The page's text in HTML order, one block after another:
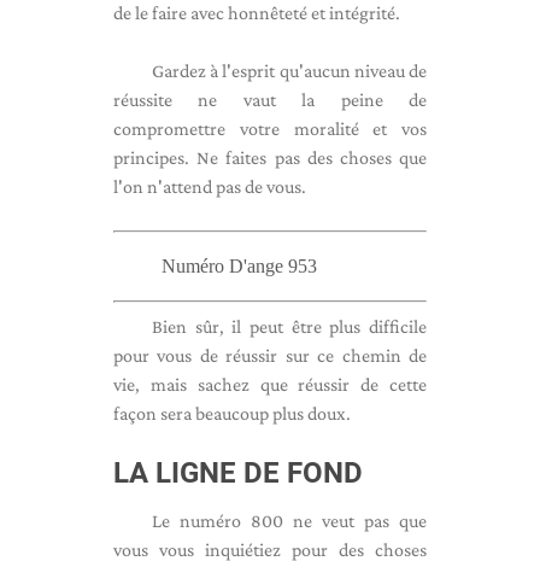
de le faire avec honnêteté et intégrité.
Gardez à l'esprit qu'aucun niveau de
réussite ne vaut la peine de
compromettre votre moralité et vos
principes. Ne faites pas des choses que
l'on n'attend pas de vous.
Numéro D'ange 953
Bien sûr, il peut être plus difficile
pour vous de réussir sur ce chemin de
vie, mais sachez que réussir de cette
façon sera beaucoup plus doux.
LA LIGNE DE FOND
Le numéro 800 ne veut pas que
vous vous inquiétiez pour des choses